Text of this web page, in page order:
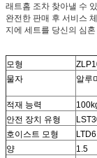
래트홈 조차 찾아낼 수
완전한 판매 후 서비스
지에 세트를 당신의 심
모형
물자
알루
적재 능력
안전 장치 유형
호이스트 모형
양
1.5